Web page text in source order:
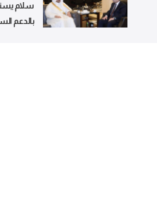
سلام
بالدعم